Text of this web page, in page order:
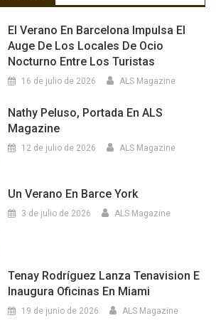
El Verano En Barcelona Impulsa El
Auge De Los Locales De Ocio
Nocturno Entre Los Turistas
16 de julio de 2026 ALS Magazine
Nathy Peluso, Portada En ALS
Magazine
12 de julio de 2026 ALS Magazine
Un Verano En Barce York
3 de julio de 2026 ALS Magazine
Tenay Rodríguez Lanza Tenavision E
Inaugura Oficinas En Miami
19 de junio de 2026 ALS Magazine